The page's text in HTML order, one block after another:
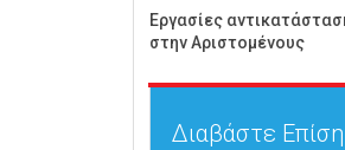
Εργασίες
στην Αριστομένους
Διαβάστε